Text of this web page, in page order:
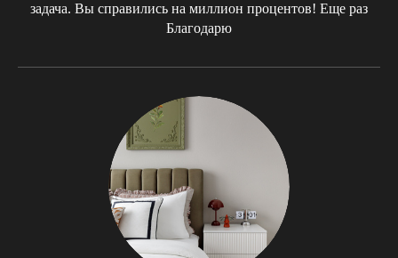
задача. Вы справились на миллион процентов! Еще раз
Благодарю